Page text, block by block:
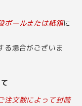
ボールまたは紙箱に
る場合がございま
注文数によって封筒